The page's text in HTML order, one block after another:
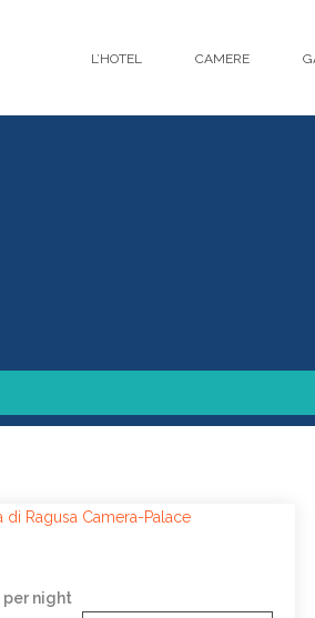
L’HOTEL CAMERE
per night